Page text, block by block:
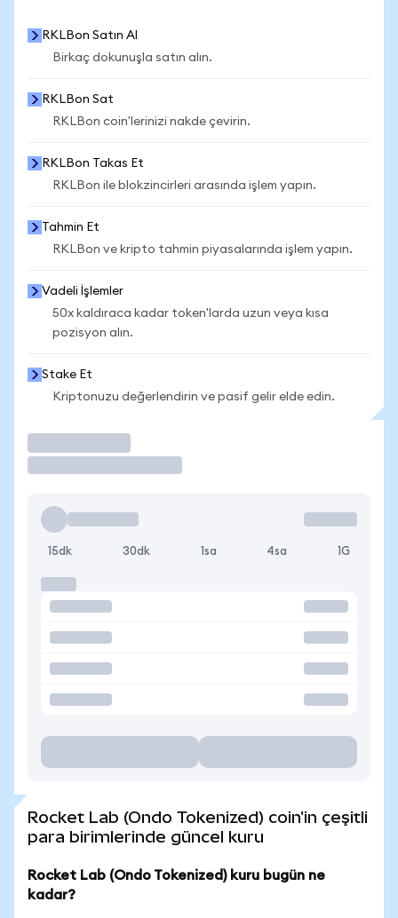
RKLBon Satın Al
Birkaç dokunuşla satın alın.
RKLBon Sat
RKLBon coin'lerinizi nakde çevirin.
RKLBon Takas Et
RKLBon ile blokzincirleri arasında işlem yapın.
Tahmin Et
RKLBon ve kripto tahmin piyasalarında işlem yapın.
Vadeli İşlemler
50x kaldıraca kadar token'larda uzun veya kısa
pozisyon alın.
Stake Et
Kriptonuzu değerlendirin ve pasif gelir elde edin.
15dk 30dk 1sa 4sa 1G
Rocket Lab (Ondo Tokenized) coin'in çeşitli
para birimlerinde güncel kuru
Rocket Lab (Ondo Tokenized) kuru bugün ne
kadar?